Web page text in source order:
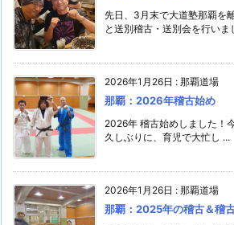
先日、3月末で大道塾那覇を
と送別稽古・送別会を行いま
2026年1月26日 : 那覇道場
那覇：2026年稽古始め
2026年 稽古始めしました！
久しぶりに、育児で大忙し ...
2026年1月26日 : 那覇道場
那覇：2025年の稽古＆稽